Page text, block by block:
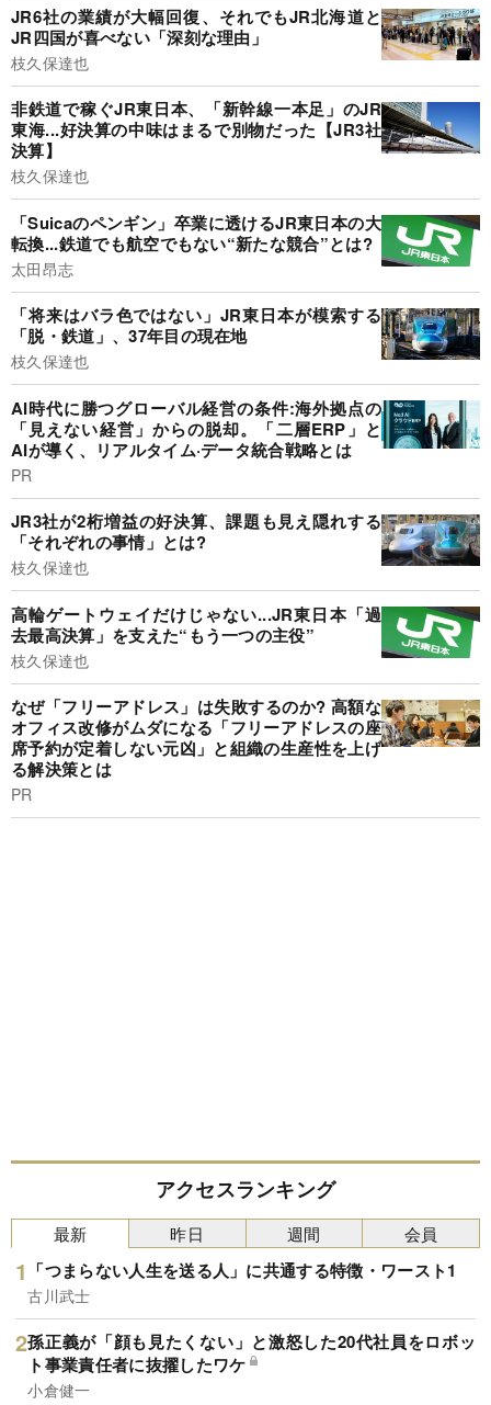
JR6社の業績が大幅回復、それでもJR北海道と
JR四国が喜べない「深刻な理由」
枝久保達也
非鉄道で稼ぐJR東日本、「新幹線一本足」のJR
東海...好決算の中味はまるで別物だった【JR3社
決算】
枝久保達也
「Suicaのペンギン」卒業に透けるJR東日本の大
転換...鉄道でも航空でもない“新たな競合”とは?
太田昂志
「将来はバラ色ではない」JR東日本が模索する
「脱・鉄道」、37年目の現在地
枝久保達也
AI時代に勝つグローバル経営の条件:海外拠点の
「見えない経営」からの脱却。「二層ERP」と
AIが導く、リアルタイム·データ統合戦略とは
PR
JR3社が2桁増益の好決算、課題も見え隠れする
「それぞれの事情」とは?
枝久保達也
高輪ゲートウェイだけじゃない...JR東日本「過
去最高決算」を支えた“もう一つの主役”
枝久保達也
なぜ「フリーアドレス」は失敗するのか? 高額な
オフィス改修がムダになる「フリーアドレスの座
席予約が定着しない元凶」と組織の生産性を上げ
る解決策とは
PR
アクセスランキング
最新
「つまらない人生を送る人」に共通する特徴・ワースト1
古川武士
孫正義が「顔も見たくない」と激怒した20代社員をロボッ
ト事業責任者に抜擢したワケ
小倉健一
昨日 週間 会員